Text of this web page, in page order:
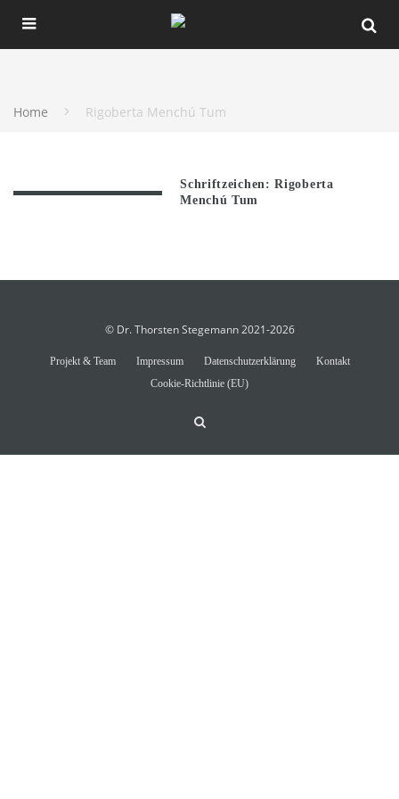
Home Rigoberta Menchú Tum
Schriftzeichen: Rigoberta
Menchú Tum
© Dr. Thorsten Stegemann 2021-2026
Projekt & Team Impressum Datenschutzerklärung
Kontakt
Cookie-Richtlinie (EU)